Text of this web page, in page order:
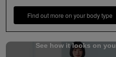
Find out more on your body type
See how it looks on you